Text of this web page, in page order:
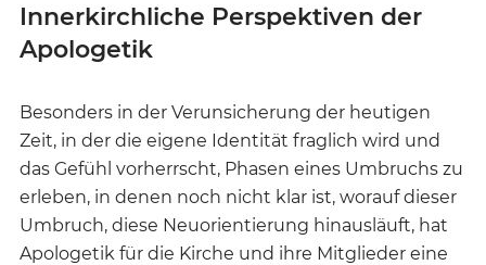
Innerkirchliche Perspektiven der
Apologetik
Besonders in der Verunsicherung der heutigen
Zeit, in der die eigene Identität fraglich wird und
das Gefühl vorherrscht, Phasen eines Umbruchs zu
erleben, in denen noch nicht klar ist, worauf dieser
Umbruch, diese Neuorientierung hinausläuft, hat
Apologetik für die Kirche und ihre Mitglieder eine